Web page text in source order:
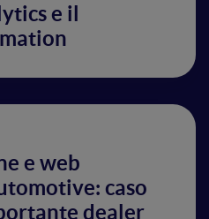
e il
e web
caso
dealer